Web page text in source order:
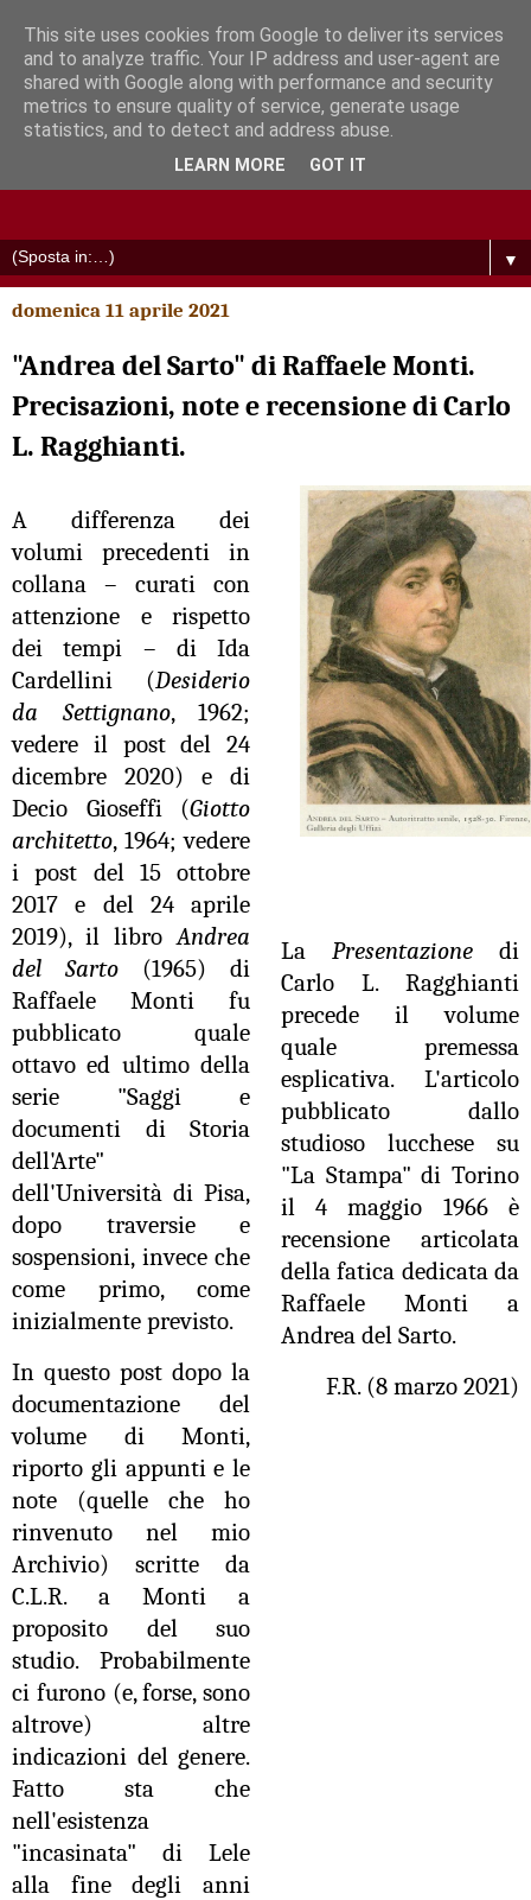
▼
domenica 11 aprile 2021
"Andrea del Sarto" di Raffaele Monti.
Precisazioni, note e recensione di Carlo
L. Ragghianti.
A differenza dei
volumi precedenti in
collana – curati con
attenzione e rispetto
dei tempi – di Ida
Cardellini (Desiderio
da Settignano, 1962;
vedere il post del 24
dicembre 2020) e di
Decio Gioseffi (Giotto
architetto, 1964; vedere
i post del 15 ottobre
2017 e del 24 aprile
2019), il libroAndrea
del Sarto (1965) di
Raffaele Monti fu
pubblicato quale
ottavo ed ultimo della
serie "Saggi e
documenti di Storia
dell'Arte"
dell'Università di Pisa,
dopo traversie e
sospensioni, invece che
come primo, come
inizialmente previsto.
In questo post dopo la
documentazione del
volume di Monti,
riporto gli appunti e le
note (quelle che ho
rinvenuto nel mio
Archivio) scritte da
C.L.R. a Monti a
proposito del suo
studio. Probabilmente
ci furono (e, forse, sono
altrove) altre
indicazioni del genere.
Fatto sta che
nell'esistenza
"incasinata" di Lele
alla fine degli anni
La Presentazionedi
Carlo L. Ragghianti
precede il volume
quale premessa
esplicativa. L'articolo
pubblicato dallo
studioso lucchese su
"La Stampa" di Torino
il 4 maggio 1966 è
recensione articolata
della fatica dedicata da
Raffaele Monti a
Andrea del Sarto.
F.R. (8 marzo 2021)
This site uses cookies from Google to deliver its services
and to analyze traffic. Your IP address and user-agent are
shared with Google along with performance and security
metrics to ensure quality of service, generate usage
statistics, and to detect and address abuse.
LEARN MORE GOT IT